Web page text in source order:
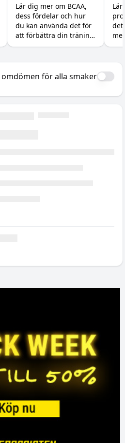
din träning?
Lär dig mer om BCAA,
dess fördelar och hur
du kan använda det för
att förbättra din träning
och återhämtning.
det
omdömen för alla smaker